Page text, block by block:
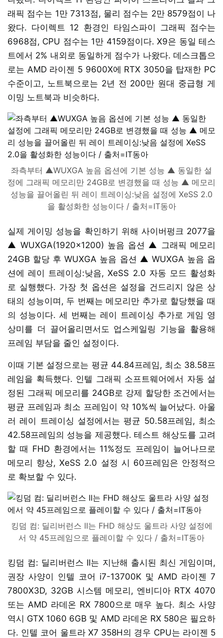
래픽 점수는 1만 7313점, 물리 점수는 2만 8579점이 나
왔다. 다이렉트 12 환경인 타임스파이 그래픽 점수는
6968점, CPU 점수는 1만 4159점이다. X9은 동일 테스
트에서 2% 내외로 동일하게 점수가 나왔다. 데스크톱으
로는 AMD 라이젠 5 9600X에 RTX 3050을 탑재한 PC
수준이고, 노트북으로는 2년 전 200만 원대 중급형 게
이밍 노트북과 비슷하다.
좌측부터 ▲WUXGA 높음 옵션에 기본 성능 ▲ 동일한 설
정에 그래픽 메모리만 24GB로 변경했을 때 성능 ▲ 메모리
성능을 끌어올린 뒤 레이 트레이싱:낮음 설정에 XeSS 2.0
을 활성화한 성능이다 / 출처=IT동아
실제 게이밍 성능을 확인하기 위해 사이버펑크 2077을
▲ WUXGA(1920x1200) 높음 옵션 ▲ 그래픽 메모리
24GB 할당 후 WUXGA 높음 옵션 ▲ WUXGA 높음 옵
션에 레이 트레이싱:낮음, XeSS 2.0 자동 모드 활성화
로 실행했다. 가장 첫 옵션은 설정을 건드리지 않은 상
태의 성능이며, 두 번째는 메모리만 추가로 할당했을 때
의 성능이다. 세 번째는 레이 트레이싱 추가로 게임 영
상미를 더 끌어올리면서도 업스케일링 기능을 활용해
프레임 부담을 줄인 설정이다.
이때 기본 설정으로는 평균 44.84프레임, 최소 38.58프
레임을 획득했다. 인텔 그래픽 소프트웨어에서 자동 설
정된 그래픽 메모리를 24GB로 강제 할당한 조건에서는
평균 프레임과 최소 프레임이 약 10%씩 늘어났다. 아울
러 레이 트레이싱 설정에서는 평균 50.58프레임, 최소
42.58프레임의 성능을 제공했다. 테스트 해상도를 고려
할 때 FHD 환경에서는 11%정도 프레임이 늘어나므로
메모리 향상, XeSS 2.0 설정 시 60프레임은 안정적으
로 확보할 수 있다.
킹덤 컴: 딜리버런스 II는 FHD 해상도 울트라 사양 설정에
서 약 45프레임으로 플레이할 수 있다 / 출처=IT동아
킹덤 컴: 딜리버런스 II는 지난해 출시된 최신 게임이며,
권장 사양이 인텔 코어 i7-13700K 및 AMD 라이젠 7
7800X3D, 32GB 시스템 메모리, 엔비디아 RTX 4070
또는 AMD 라데온 RX 7800으로 매우 높다. 최소 사양
역시 GTX 1060 6GB 및 AMD 라데온 RX 580은 필요하
다. 인텔 코어 울트라 X7 358H의 경우 CPU는 라이젠 5